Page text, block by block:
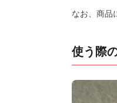
なお、商品
使う際